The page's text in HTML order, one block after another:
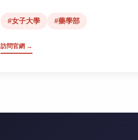
#女子大學 #藥學部
訪問官網 →